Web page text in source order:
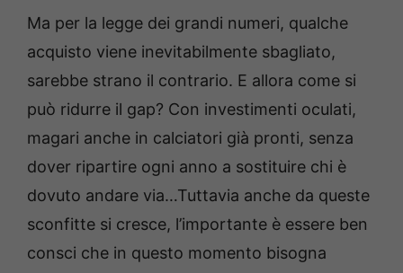
Ma per la legge dei grandi numeri, qualche
acquisto viene inevitabilmente sbagliato,
sarebbe strano il contrario. E allora come si
può ridurre il gap? Con investimenti oculati,
magari anche in calciatori già pronti, senza
dover ripartire ogni anno a sostituire chi è
dovuto andare via…Tuttavia anche da queste
sconfitte si cresce, l’importante è essere ben
consci che in questo momento bisogna